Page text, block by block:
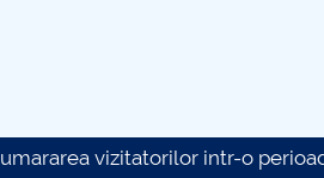
vizitatorilor intr-o